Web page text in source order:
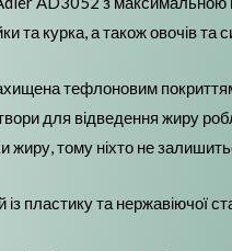
та курка, а також овочів та
тефлоновим
для відведення жиру
тому ніхто не
із пластику та нержавіючої